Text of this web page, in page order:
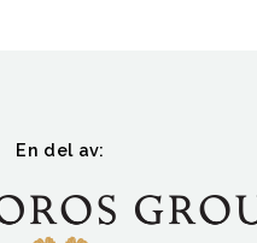
En del av: